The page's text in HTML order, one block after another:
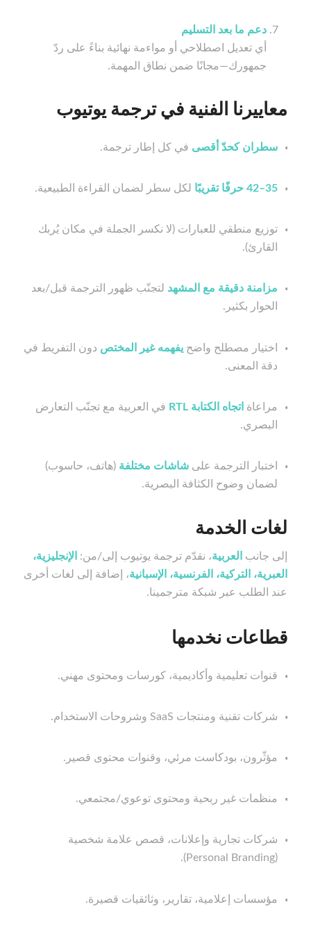
دعم ما بعد التسليم
أي تعديل اصطلاحي أو مواءمة نهائية بناءً على ردّ
جمهورك—مجانًا ضمن نطاق المهمة.
معاييرنا الفنية في ترجمة يوتيوب
سطران كحدّ أقصى في كل إطار ترجمة.
35–42 حرفًا تقريبًا لكل سطر لضمان القراءة الطبيعية.
توزيع منطقي للعبارات (لا نكسر الجملة في مكان يُربك
القارئ).
مزامنة دقيقة مع المشهد لتجنّب ظهور الترجمة قبل/بعد
الحوار بكثير.
اختيار مصطلح واضح يفهمه غير المختص دون التفريط في
دقة المعنى.
مراعاة اتجاه الكتابة RTL
في العربية مع تجنّب التعارض
البصري.
اختبار الترجمة على شاشات مختلفة (هاتف، حاسوب)
لضمان وضوح الكثافة البصرية.
لغات الخدمة
إلى جانب العربية، نقدّم ترجمة يوتيوب إلى/من: الإنجليزية،
العبرية، التركية، الفرنسية، الإسبانية، إضافة إلى لغات أخرى
عند الطلب عبر شبكة مترجمينا.
قطاعات نخدمها
قنوات تعليمية وأكاديمية، كورسات ومحتوى مهني.
شركات تقنية ومنتجات SaaS وشروحات الاستخدام.
مؤثّرون، بودكاست مرئي، وقنوات محتوى قصير.
منظمات غير ربحية ومحتوى توعوي/مجتمعي.
شركات تجارية وإعلانات، قصص علامة شخصية
(Personal Branding).
مؤسسات إعلامية، تقارير، وثائقيات قصيرة.